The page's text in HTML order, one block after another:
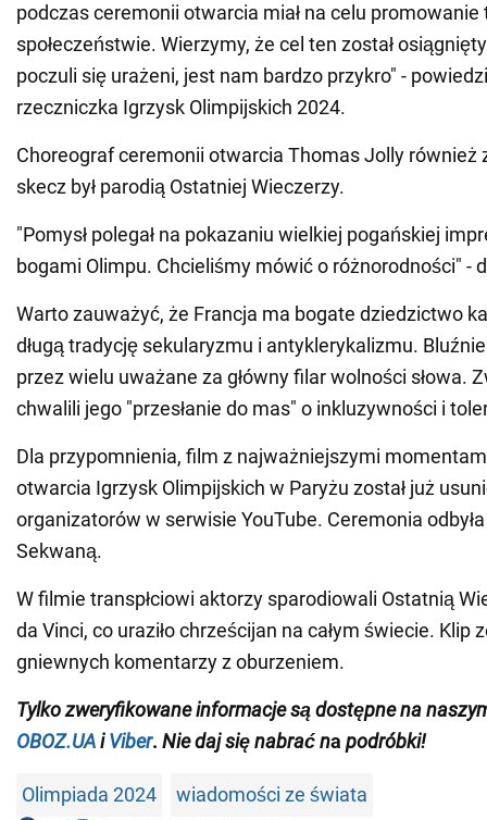
podczas ceremonii otwarcia miał na celu promowanie
społeczeństwie. Wierzymy, że cel ten został
poczuli się urażeni, jest nam bardzo przykro" -
rzeczniczka Igrzysk Olimpijskich 2024.
Choreograf ceremonii otwarcia Thomas Jolly również
skecz był parodią Ostatniej Wieczerzy.
"Pomysł polegał na pokazaniu wielkiej pogańskiej
bogami Olimpu. Chcieliśmy mówić o różnorodności" -
Warto zauważyć, że Francja ma bogate dziedzictwo
długą tradycję sekularyzmu i antyklerykalizmu.
przez wielu uważane za główny filar wolności słowa.
chwalili jego "przesłanie do mas" o inkluzywności i
Dla przypomnienia, film z najważniejszymi
otwarcia Igrzysk Olimpijskich w Paryżu został już
organizatorów w serwisie YouTube. Ceremonia
Sekwaną.
W filmie transpłciowi aktorzy sparodiowali Ostatnią
da Vinci, co uraziło chrześcijan na całym świecie. Klip
gniewnych komentarzy z oburzeniem.
Tylkozweryfikowane informacje są dostępne na
OBOZ.UAiViber. Nie daj się nabrać na podróbki!
Olimpiada 2024 wiadomości ze świata